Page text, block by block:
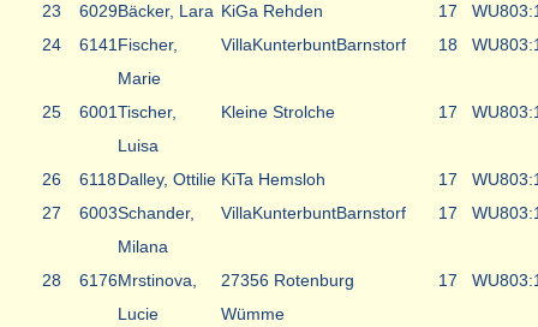
23
6029Bäcker, Lara KiGa Rehden 17 WU8
24
6141 Fischer,
Marie
VillaKunterbuntBarnstorf 18 WU8
25 6001Tischer,
Luisa
Kleine Strolche 17 WU8
26 6118Dalley, Ottilie KiTa Hemsloh 17 WU8
27
6003Schander,
Milana
VillaKunterbuntBarnstorf 17 WU8
28 6176Mrstinova,
Lucie
27356 Rotenburg
Wümme
17 WU8